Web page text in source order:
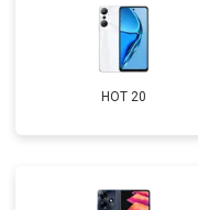
HOT 20